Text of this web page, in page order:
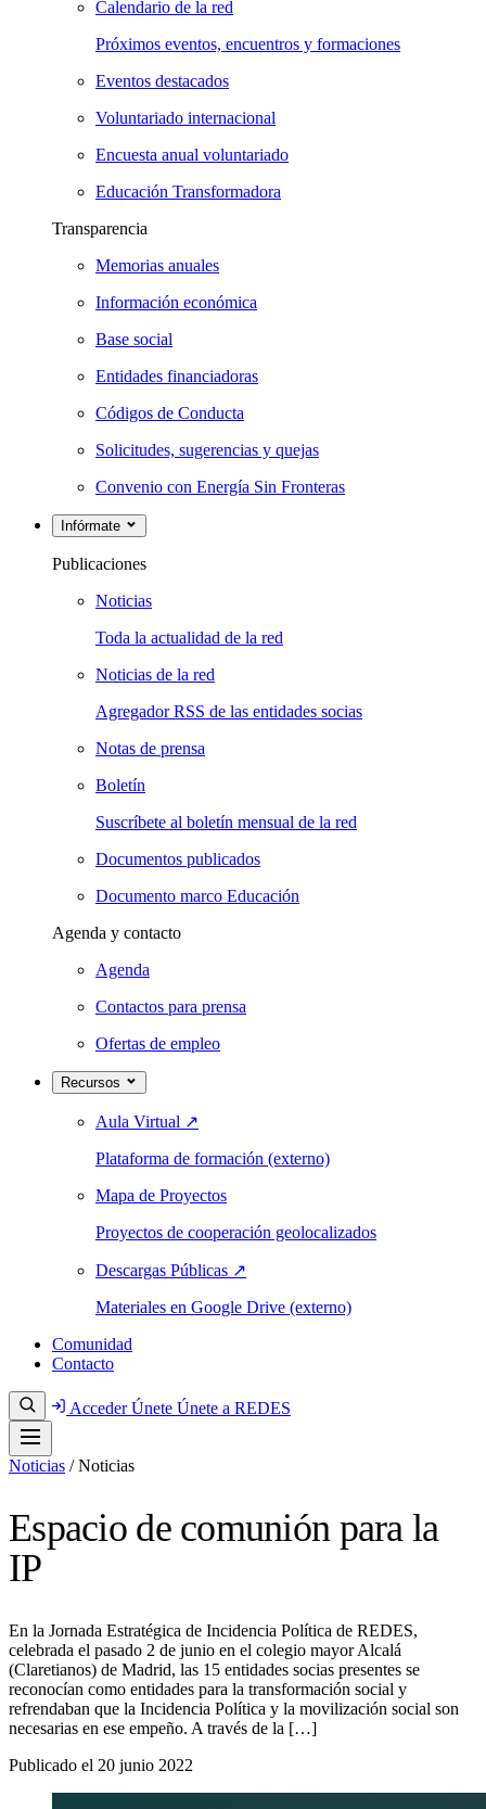
Calendario de la red
Próximos eventos, encuentros y formaciones
Eventos destacados
Voluntariado internacional
Encuesta anual voluntariado
Educación Transformadora
Transparencia
Memorias anuales
Información económica
Base social
Entidades financiadoras
Códigos de Conducta
Solicitudes, sugerencias y quejas
Convenio con Energía Sin Fronteras
Infórmate
Publicaciones
Noticias
Toda la actualidad de la red
Noticias de la red
Agregador RSS de las entidades socias
Notas de prensa
Boletín
Suscríbete al boletín mensual de la red
Documentos publicados
Documento marco Educación
Agenda y contacto
Agenda
Contactos para prensa
Ofertas de empleo
Recursos
Aula Virtual ↗
Plataforma de formación (externo)
Mapa de Proyectos
Proyectos de cooperación geolocalizados
Descargas Públicas ↗
Materiales en Google Drive (externo)
Comunidad
Contacto
AccederÚnete Únete a REDES
Noticias / Noticias
Espacio de comunión para la
IP
En la Jornada Estratégica de Incidencia Política de REDES,
celebrada el pasado 2 de junio en el colegio mayor Alcalá
(Claretianos) de Madrid, las 15 entidades socias presentes se
reconocían como entidades para la transformación social y
refrendaban que la Incidencia Política y la movilización social son
necesarias en ese empeño. A través de la […]
Publicado el 20 junio 2022